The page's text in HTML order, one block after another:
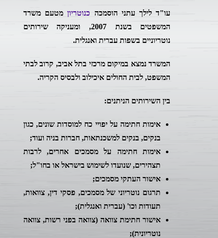
עו"ד לילך עתני הוסמכה כנוטריוןמטעם משרד
המשפטים בשנת 2007, ומעניקה שירותים
נוטריוניים בשפות עברית ואנגלית.
המשרד נמצא במיקום מרכזי בתל אביב, קרוב לבתי
המשפט, לבית החולים איכילוב ולבסיס הקריה.
בין השירותים הניתנים:
אימות חתימה על יפויי כח למוסדות שונים, כגון
בנקים, בנקים למשכנתאות, חברות בניה ועוד;
אימות חתימה על מסמכים אחרים, לרבות
תצהירים, שנועדו לשימוש בישראל או בחו"ל;
אישור העתקי מסמכים;
תרגום נוטריוני של מסמכים, פסקי דין, צוואות,
תעודות וכו' (עברית ואנגלית);
אישור חתימת צוואה (צוואה בפני רשות, צוואה
נוטריונית);